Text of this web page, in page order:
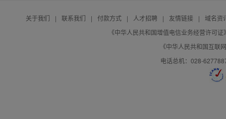
关于我们 | 联系我们 | 付款方式 | 人才招聘 | 友情链接 |
域名资
《中华人民共和国增值电信业务经营许可
《中华人民共和国互联
电话总机：028-